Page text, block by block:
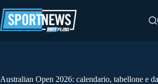
al
contenuto
Australian Open 2026: calendario, tabellone e